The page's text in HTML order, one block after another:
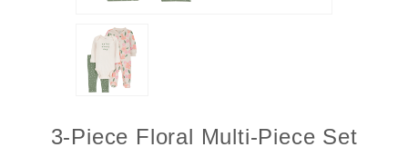
3-Piece Floral Multi-Piece Set